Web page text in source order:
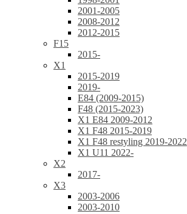
2001-2005
2008-2012
2012-2015
F15
2015-
X1
2015-2019
2019-
E84 (2009-2015)
F48 (2015-2023)
X1 E84 2009-2012
X1 F48 2015-2019
X1 F48 restyling 2019-2022
X1 U11 2022-
X2
2017-
X3
2003-2006
2003-2010